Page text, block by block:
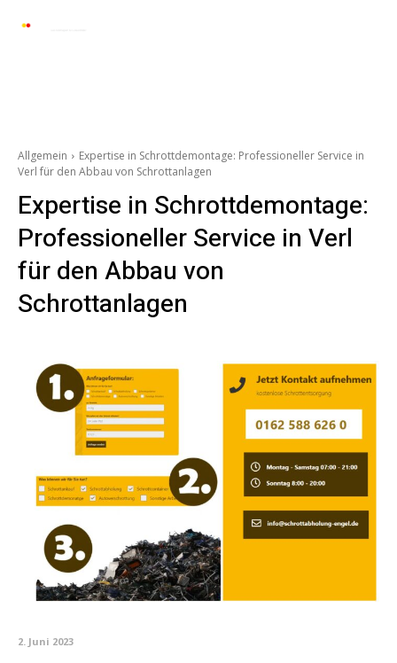
Allgemein
Expertise in Schrottdemontage: Professioneller Service in
Verl für den Abbau von Schrottanlagen
Expertise in Schrottdemontage:
Professioneller Service in Verl
für den Abbau von
Schrottanlagen
2. Juni 2023